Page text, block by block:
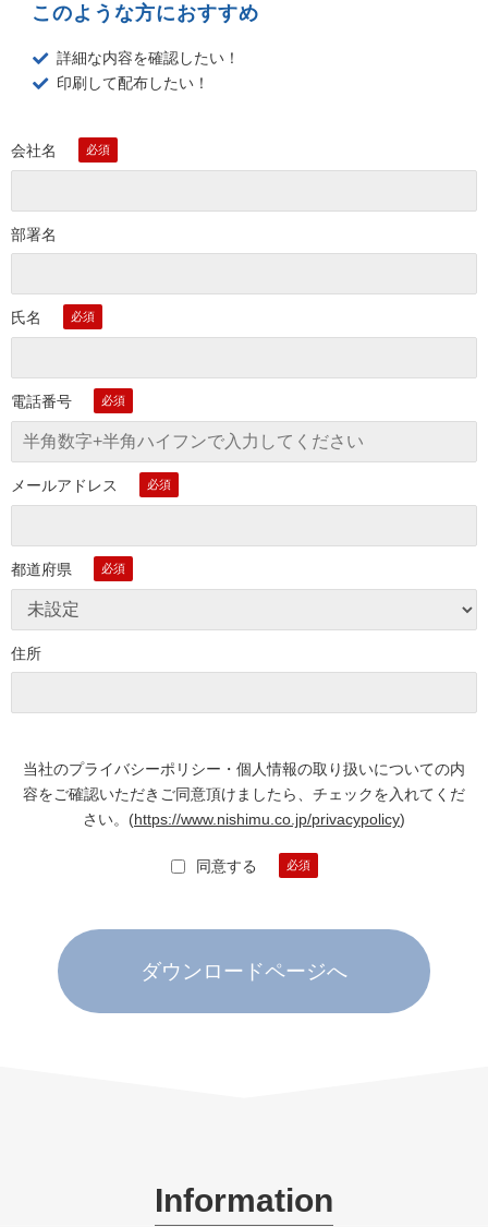
このような方におすすめ
詳細な内容を確認したい！
印刷して配布したい！
会社名
部署名
氏名
電話番号
メールアドレス
都道府県
住所
当社のプライバシーポリシー・個人情報の取り扱いについての内
容をご確認いただきご同意頂けましたら、チェックを入れてくだ
さい。 (https://www.nishimu.co.jp/privacypolicy)
同意する
Information